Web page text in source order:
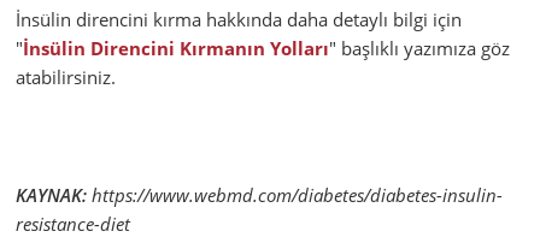
İnsülin direncini kırma hakkında daha detaylı bilgi için
"İnsülin Direncini Kırmanın Yolları" başlıklı yazımıza göz
atabilirsiniz.
KAYNAK: https://www.webmd.com/diabetes/diabetes-insulin-
resistance-diet